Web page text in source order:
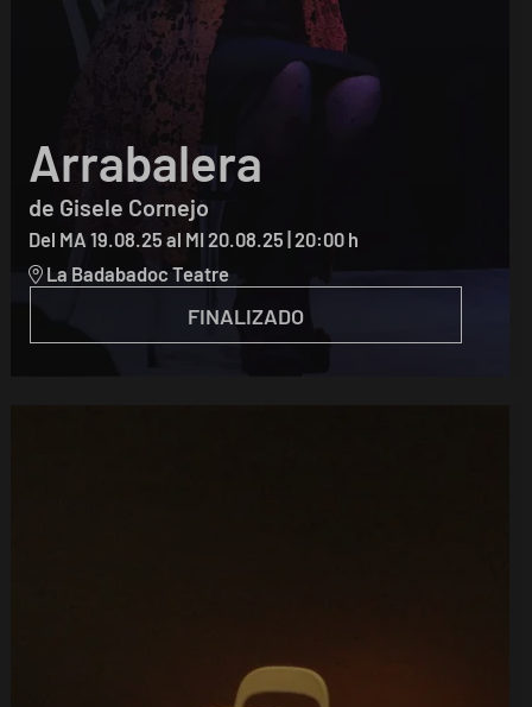
FINALIZADO
Arrabalera
de Gisele Cornejo
Del MA 19.08.25al MI 20.08.25|20:00 h
La Badabadoc Teatre